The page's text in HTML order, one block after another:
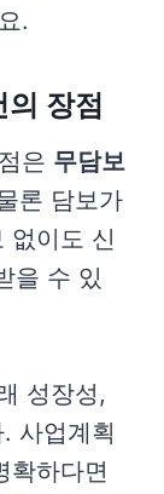
.
장점
은 무담보
론 담보가
없이도 신
을 수 있
성장성,
사업계획
확하다면